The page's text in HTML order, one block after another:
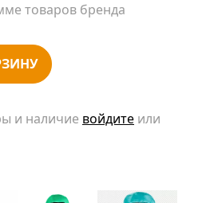
товаров бренда
и наличие войдите или